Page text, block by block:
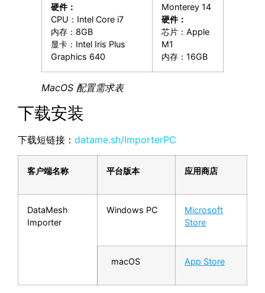
硬件：
CPU：Intel Core i7
内存：8GB
显卡：Intel Iris Plus
Graphics 640
Monterey 14
硬件：
芯片：Apple
M1
内存：16GB
MacOS 配置需求表
下载安装
下载短链接： datame.sh/ImporterPC
客户端名称 平台版本 应用商店
DataMesh
Importer
Windows PC
Microsoft
Store
macOS App Store